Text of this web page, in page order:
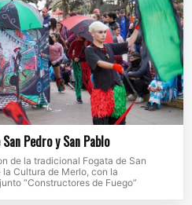
Pedro y San Pablo
de la tradicional Fogata de San
Cultura de Merlo, con la
“Constructores de Fuego”